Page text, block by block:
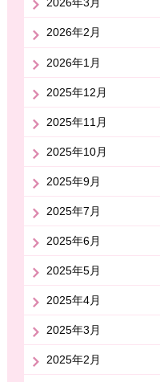
2026年3月
2026年2月
2026年1月
2025年12月
2025年11月
2025年10月
2025年9月
2025年7月
2025年6月
2025年5月
2025年4月
2025年3月
2025年2月